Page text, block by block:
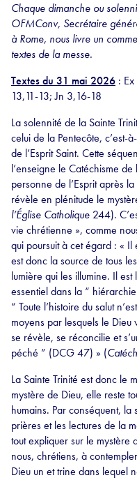
Chaque dimanche ou
OFMConv, Secrétaire
à Rome, nous livre un
textes de la messe.
Textes du 31 mai 2026 :
13,11-13; Jn 3,16-18
La solennité de la Sainte
celui de la Pentecôte, c’est-
de l’Esprit Saint. Cette
l’enseigne le Catéchisme de
personne de l’Esprit après
révèle en plénitude le
l’Église Catholique 244).
vie chrétienne », comme
qui poursuit à cet égard : « Il
est donc la source de tous
lumière qui les illumine. Il
essentiel dans la “
“ Toute l’histoire du salut
moyens par lesquels le Dieu
se révèle, se réconcilie et
péché ” (DCG 47) » (
La Sainte Trinité est donc le
mystère de Dieu, elle reste
humains. Par conséquent, la
prières et les lectures de la
tout expliquer sur le mystère
nous, chrétiens, à
Dieu un et trine dans lequel